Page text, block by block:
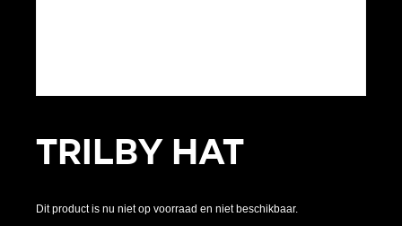
Trilby Hat
Dit product is nu niet op voorraad en niet beschikbaar.